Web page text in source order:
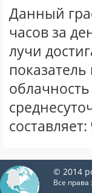
Данный
часов за
лучи
составляет:
© 2014
Все